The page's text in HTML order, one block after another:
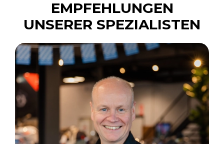
EMPFEHLUNGEN
UNSERER SPEZIALISTEN